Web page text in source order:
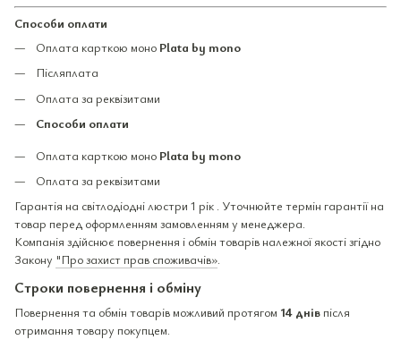
Способи оплати
Оплата карткою моно Plata by mono
Післяплата
Оплата за реквізитами
Способи оплати
Оплата карткою моно Plata by mono
Оплата за реквізитами
Гарантія на світлодіодні люстри 1 рік . Уточнюйте термін гарантії на
товар перед оформленням замовленням у менеджера.
Компанія здійснює повернення і обмін товарів належної якості згідно
Закону "Про захист прав споживачів».
Строки повернення і обміну
Повернення та обмін товарів можливий протягом 14 днів після
отримання товару покупцем.